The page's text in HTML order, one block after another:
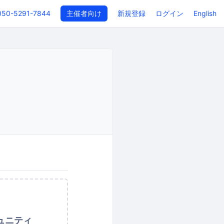
5291-7844 主催者向け 新規登録 ログイン English
ニティ